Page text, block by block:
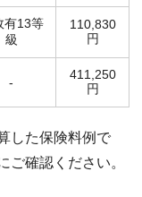
有13等
級
110,830
円
-
411,250
円
した保険料例で
ご確認ください。